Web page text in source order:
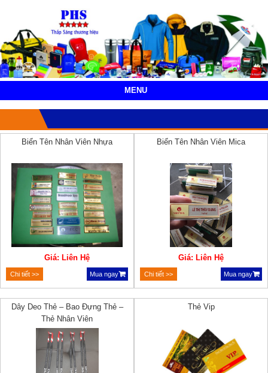
MENU
Biển Tên Nhân Viên Nhựa
Giá: Liên Hệ
Chi tiết >> Mua ngay
Biển Tên Nhân Viên Mica
Giá: Liên Hệ
Chi tiết >> Mua ngay
Dây Deo Thẻ – Bao Đựng Thẻ –
Thẻ Nhân Viên
Thẻ Vip